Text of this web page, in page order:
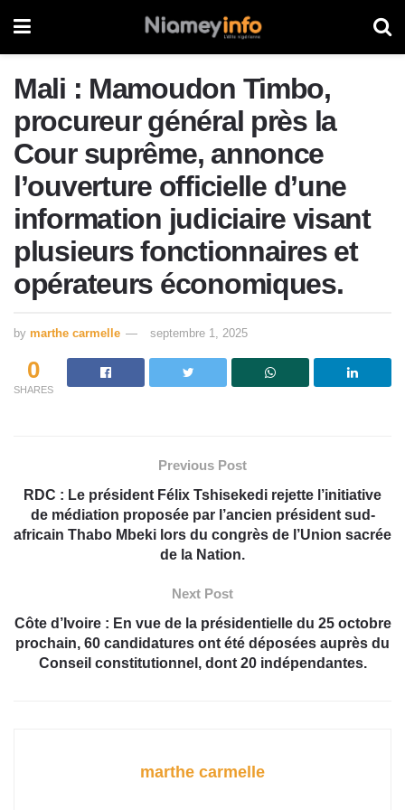
Mali : Mamoudon Timbo,
procureur général près la
Cour suprême, annonce
l’ouverture officielle d’une
information judiciaire visant
plusieurs fonctionnaires et
opérateurs économiques.
by marthe carmelle septembre 1, 2025
0
SHARES
Previous Post
RDC : Le président Félix Tshisekedi rejette l’initiative
de médiation proposée par l’ancien président sud-
africain Thabo Mbeki lors du congrès de l’Union sacrée
de la Nation.‎
Next Post
Côte d’Ivoire : En vue de la présidentielle du 25 octobre
prochain, 60 candidatures ont été déposées auprès du
Conseil constitutionnel, dont 20 indépendantes.
marthe carmelle